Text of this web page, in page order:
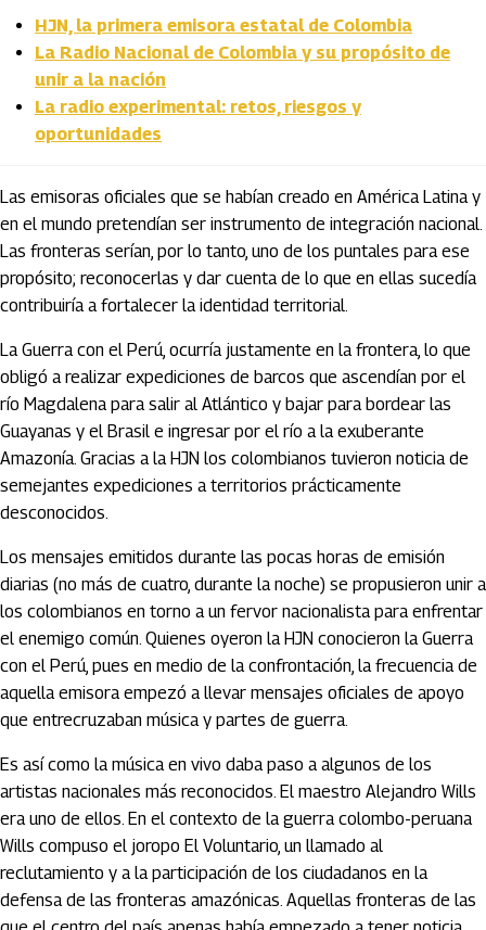
HJN, la primera emisora estatal de Colombia
La Radio Nacional de Colombia y su propósito de
unir a la nación
La radio experimental: retos, riesgos y
oportunidades
Las emisoras oficiales que se habían creado en América Latina y
en el mundo pretendían ser instrumento de integración nacional.
Las fronteras serían, por lo tanto, uno de los puntales para ese
propósito; reconocerlas y dar cuenta de lo que en ellas sucedía
contribuiría a fortalecer la identidad territorial.
La Guerra con el Perú, ocurría justamente en la frontera, lo que
obligó a realizar expediciones de barcos que ascendían por el
río Magdalena para salir al Atlántico y bajar para bordear las
Guayanas y el Brasil e ingresar por el río a la exuberante
Amazonía. Gracias a la HJN los colombianos tuvieron noticia de
semejantes expediciones a territorios prácticamente
desconocidos.
Los mensajes emitidos durante las pocas horas de emisión
diarias (no más de cuatro, durante la noche) se propusieron unir a
los colombianos en torno a un fervor nacionalista para enfrentar
el enemigo común. Quienes oyeron la HJN conocieron la Guerra
con el Perú, pues en medio de la confrontación, la frecuencia de
aquella emisora empezó a llevar mensajes oficiales de apoyo
que entrecruzaban música y partes de guerra.
Es así como la música en vivo daba paso a algunos de los
artistas nacionales más reconocidos. El maestro Alejandro Wills
era uno de ellos. En el contexto de la guerra colombo-peruana
Wills compuso el joropo El Voluntario, un llamado al
reclutamiento y a la participación de los ciudadanos en la
defensa de las fronteras amazónicas. Aquellas fronteras de las